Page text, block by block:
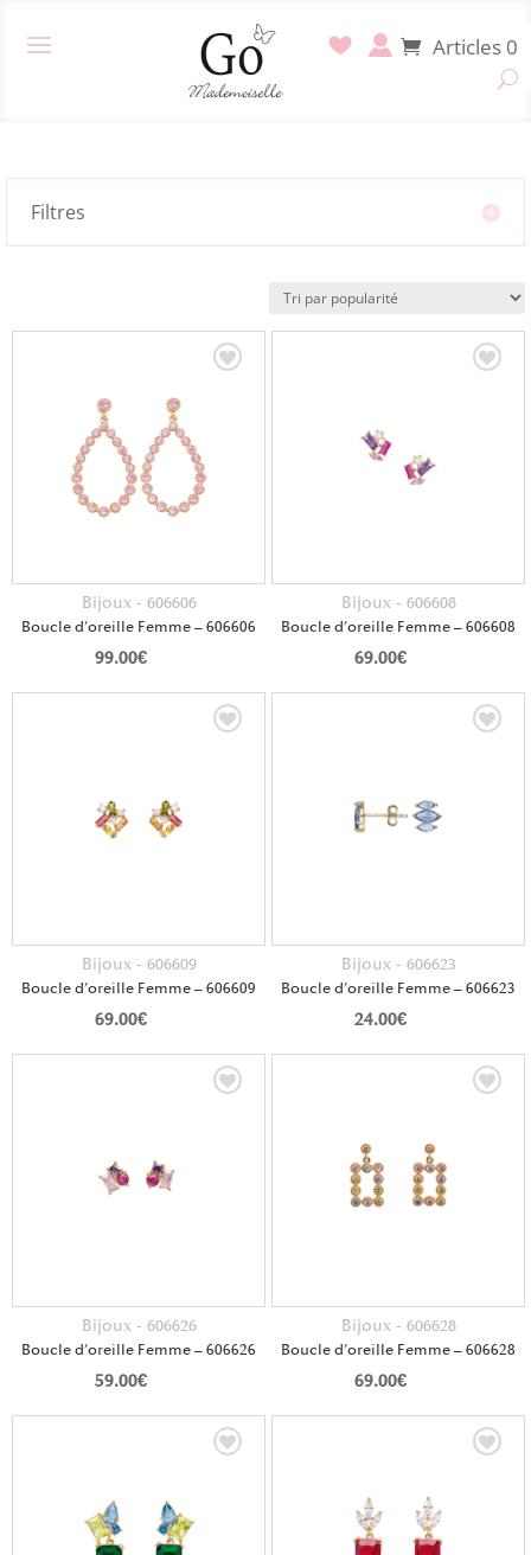
Articles 0
Filtres
Bijoux - 606606
Boucle d’oreille Femme – 606606
99.00€
Bijoux - 606608
Boucle d’oreille Femme – 606608
69.00€
Bijoux - 606609
Boucle d’oreille Femme – 606609
69.00€
Bijoux - 606623
Boucle d’oreille Femme – 606623
24.00€
Bijoux - 606626
Boucle d’oreille Femme – 606626
59.00€
Bijoux - 606628
Boucle d’oreille Femme – 606628
69.00€